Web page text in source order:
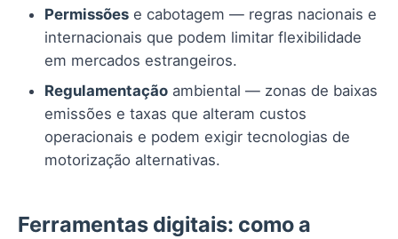
Permissões e cabotagem — regras nacionais e
internacionais que podem limitar flexibilidade
em mercados estrangeiros.
Regulamentação ambiental — zonas de baixas
emissões e taxas que alteram custos
operacionais e podem exigir tecnologias de
motorização alternativas.
Ferramentas digitais: como a